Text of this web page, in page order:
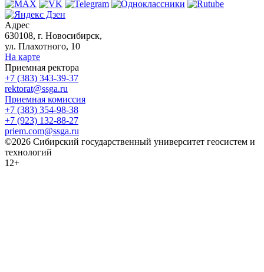
Адрес
630108, г. Новосибирск,
ул. Плахотного, 10
На карте
Приемная ректора
+7 (383) 343-39-37
rektorat@ssga.ru
Приемная комиссия
+7 (383) 354-98-38
+7 (923) 132-88-27
priem.com@ssga.ru
©2026 Сибирский государственный университет геосистем и
технологий
12+